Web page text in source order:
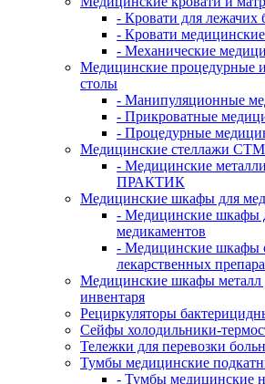
- Кровати для лежачих
- Кровати
- Механические
Медицинские процедурные
столы
- Манипуляционные
- Прикроватные
- Процедурные
Медицинские стеллажи
- Медицинские
ПРАКТИК
Медицинские шкафы для
- Медицинские шкафы
медикаментов
- Медицинские шкафы
лекарственных
Медицинские шкафы металл
инвентаря
Рециркуляторы
Сейфы холодильники-
Тележки для перевозки
Тумбы медицинские
- Тумбы медицинские